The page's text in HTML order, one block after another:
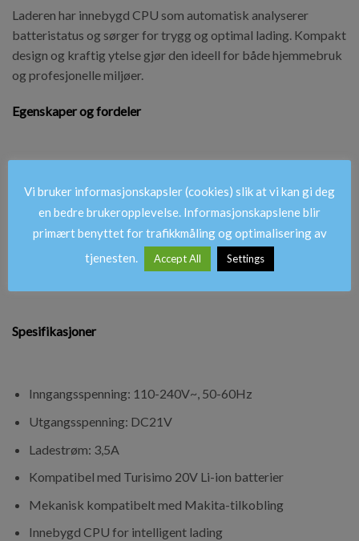
Laderen har innebygd CPU som automatisk analyserer
batteristatus og sørger for trygg og optimal lading. Kompakt
design og kraftig ytelse gjør den ideell for både hjemmebruk
og profesjonelle miljøer.
Egenskaper og fordeler
Innebygd CPU analyserer batteristatus
Sikker og optimal lading hver gang
Kompakt og brukervennlig design
Spesifikasjoner
Inngangsspenning: 110-240V~, 50-60Hz
Utgangsspenning: DC21V
Ladestrøm: 3,5A
Kompatibel med Turisimo 20V Li-ion batterier
Mekanisk kompatibelt med Makita-tilkobling
Innebygd CPU for intelligent lading
Vi bruker informasjonskapsler (cookies) slik at vi kan gi deg
en bedre brukeropplevelse. Informasjonskapslene blir
primært benyttet for trafikkmåling og optimalisering av
tjenesten.
Accept All Settings